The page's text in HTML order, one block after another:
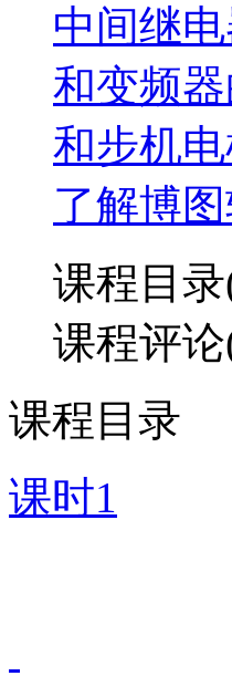
中间继
和变频
和步机
了解博
课程目
课程评
课程目录
课时1